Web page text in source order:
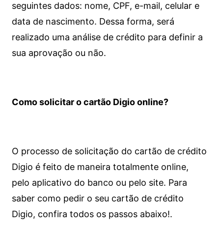
seguintes dados: nome, CPF, e-mail, celular e
data de nascimento. Dessa forma, será
realizado uma análise de crédito para definir a
sua aprovação ou não.
Como solicitar o cartão Digio online?
O processo de solicitação do cartão de crédito
Digio é feito de maneira totalmente online,
pelo aplicativo do banco ou pelo site. Para
saber como pedir o seu cartão de crédito
Digio, confira todos os passos abaixo!.